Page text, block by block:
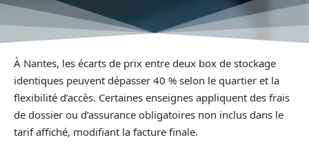
À Nantes, les écarts de prix entre deux box de stockage
identiques peuvent dépasser 40 % selon le quartier et la
flexibilité d’accès. Certaines enseignes appliquent des frais
de dossier ou d’assurance obligatoires non inclus dans le
tarif affiché, modifiant la facture finale.